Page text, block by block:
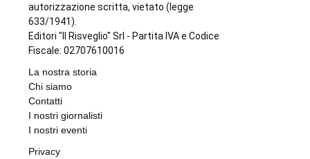
autorizzazione scritta, vietato (legge
633/1941).
Editori "Il Risveglio" Srl - Partita IVA e Codice
Fiscale: 02707610016
La nostra storia
Chi siamo
Contatti
I nostri giornalisti
I nostri eventi
Privacy